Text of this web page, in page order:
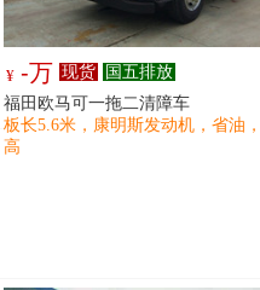
¥ -万 现货
国五排放
福田欧马可一拖二清障车
板长5.6米，康明斯发动机，省油
高